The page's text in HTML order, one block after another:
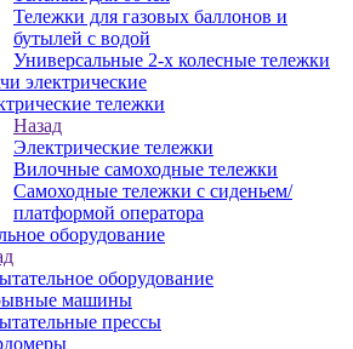
Тележки для газовых баллонов и
бутылей с водой
Универсальные 2-х колесные тележки
электрические
тележки
Назад
Электрические тележки
Вилочные самоходные тележки
Самоходные тележки с сиденьем/
платформой оператора
оборудование
оборудование
машины
прессы